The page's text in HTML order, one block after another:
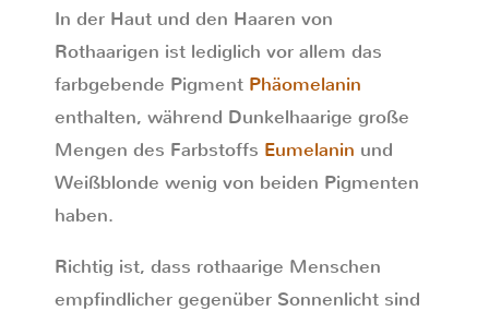
In der Haut und den Haaren von
Rothaarigen ist lediglich vor allem das
farbgebende Pigment Phäomelanin
enthalten, während Dunkelhaarige große
Mengen des Farbstoffs Eumelanin und
Weißblonde wenig von beiden Pigmenten
haben.
Richtig ist, dass rothaarige Menschen
empfindlicher gegenüber Sonnenlicht sind